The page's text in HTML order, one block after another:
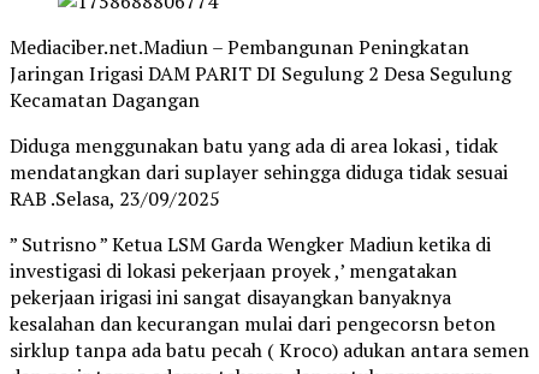
Mediaciber.net.Madiun – Pembangunan Peningkatan
Jaringan Irigasi DAM PARIT DI Segulung 2 Desa Segulung
Kecamatan Dagangan
Diduga menggunakan batu yang ada di area lokasi , tidak
mendatangkan dari suplayer sehingga diduga tidak sesuai
RAB .Selasa, 23/09/2025
” Sutrisno ” Ketua LSM Garda Wengker Madiun ketika di
investigasi di lokasi pekerjaan proyek ,’ mengatakan
pekerjaan irigasi ini sangat disayangkan banyaknya
kesalahan dan kecurangan mulai dari pengecorsn beton
sirklup tanpa ada batu pecah ( Kroco) adukan antara semen